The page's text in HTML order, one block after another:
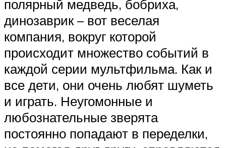
полярный медведь, бобриха,
динозаврик – вот веселая
компания, вокруг которой
происходит множество событий в
каждой серии мультфильма. Как и
все дети, они очень любят шуметь
и играть. Неугомонные и
любознательные зверята
постоянно попадают в переделки,